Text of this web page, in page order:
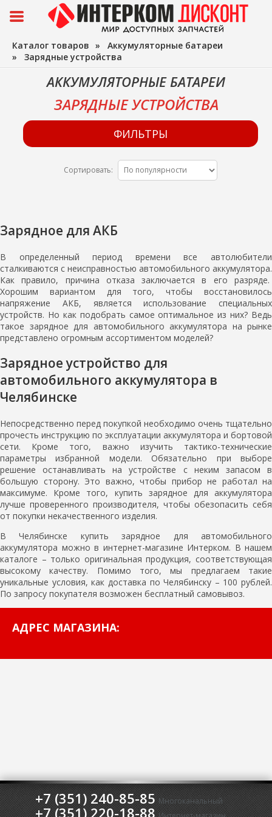
Каталог товаров » Аккумуляторные батареи
» Зарядные устройства
АККУМУЛЯТОРНЫЕ БАТАРЕИ
ЗАРЯДНЫЕ УСТРОЙСТВА
ФИЛЬТРЫ
Сортировать:
Зарядное для АКБ
В определенный период времени все автолюбители
сталкиваются с неисправностью автомобильного аккумулятора.
Как правило, причина отказа заключается в его разряде.
Хорошим вариантом для того, чтобы восстановилось
напряжение АКБ, является использование специальных
устройств. Но как подобрать самое оптимальное из них? Ведь
такое зарядное для автомобильного аккумулятора на рынке
представлено огромным ассортиментом моделей?
Зарядное устройство для
автомобильного аккумулятора в
Челябинске
Непосредственно перед покупкой необходимо очень тщательно
прочесть инструкцию по эксплуатации аккумулятора и бортовой
сети. Кроме того, важно изучить тактико-технические
параметры избранной модели. Обязательно при выборе
решение останавливать на устройстве с неким запасом в
большую сторону. Это важно, чтобы прибор не работал на
максимуме. Кроме того, купить зарядное для аккумулятора
лучше проверенного производителя, чтобы обезопасить себя
от покупки некачественного изделия.
В Челябинске купить зарядное для автомобильного
аккумулятора можно в интернет-магазине Интерком. В нашем
каталоге – только оригинальная продукция, соответствующая
высокому качеству. Помимо того, мы предлагаем такие
уникальные условия, как доставка по Челябинску – 100 рублей.
По запросу покупателя возможен бесплатный самовывоз.
АДРЕС МАГАЗИНА:
+7 (351) 240-85-85 Многоканальный
+7 (351) 220-18-88